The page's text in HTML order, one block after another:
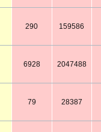
290 159586
6928 2047488
79 28387